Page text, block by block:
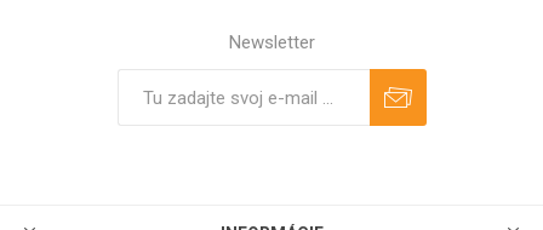
Newsletter